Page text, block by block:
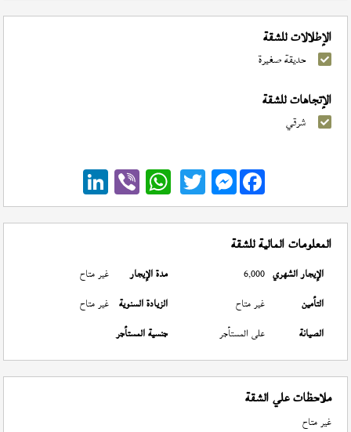
الإطلالات للشقة
حديقة صغيرة
الإتجاهات للشقة
شرقي
Messenger
المعلومات المالية للشقة
الإيجار الشهري 6,000 مدة الإيجار
غير متاح
التأمين
غير متاح الزيادة السنوية غير متاح
الصيانة
على المستأجر جنسية المستأجر
ملاحظات علي الشقة
غير متاح